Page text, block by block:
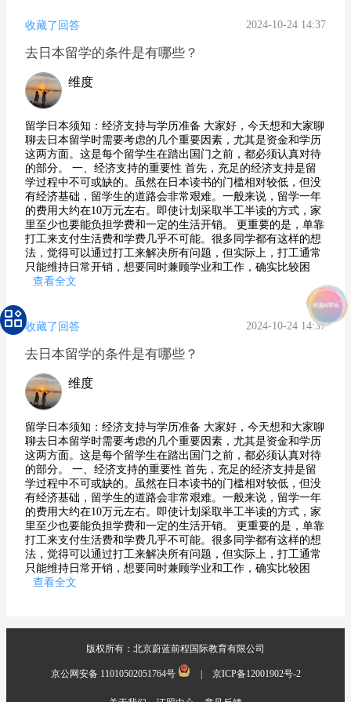
收藏了回答 2024-10-24 14:37
去日本留学的条件是有哪些？
维度
留学日本须知：经济支持与学历准备 大家好，今天想和大家聊
聊去日本留学时需要考虑的几个重要因素，尤其是资金和学历
这两方面。这是每个留学生在踏出国门之前，都必须认真对待
的部分。 一、经济支持的重要性 首先，充足的经济支持是留
学过程中不可或缺的。虽然在日本读书的门槛相对较低，但没
有经济基础，留学生的道路会非常艰难。一般来说，留学一年
的费用大约在10万元左右。即使计划采取半工半读的方式，家
里至少也要能负担学费和一定的生活开销。 更重要的是，单靠
打工来支付生活费和学费几乎不可能。很多同学都有这样的想
法，觉得可以通过打工来解决所有问题，但实际上，打工通常
只能维持日常开销，想要同时兼顾学业和工作，确实比较困
查看全文
收藏了回答 2024-10-24 14:37
去日本留学的条件是有哪些？
维度
留学日本须知：经济支持与学历准备 大家好，今天想和大家聊
聊去日本留学时需要考虑的几个重要因素，尤其是资金和学历
这两方面。这是每个留学生在踏出国门之前，都必须认真对待
的部分。 一、经济支持的重要性 首先，充足的经济支持是留
学过程中不可或缺的。虽然在日本读书的门槛相对较低，但没
有经济基础，留学生的道路会非常艰难。一般来说，留学一年
的费用大约在10万元左右。即使计划采取半工半读的方式，家
里至少也要能负担学费和一定的生活开销。 更重要的是，单靠
打工来支付生活费和学费几乎不可能。很多同学都有这样的想
法，觉得可以通过打工来解决所有问题，但实际上，打工通常
只能维持日常开销，想要同时兼顾学业和工作，确实比较困
查看全文
版权所有：北京蔚蓝前程国际教育有限公司
京公网安备 11010502051764号 京ICP备12001902号-2